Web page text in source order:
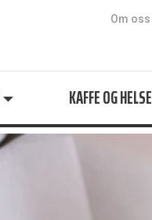
Om oss
KAFFE OG HELSE